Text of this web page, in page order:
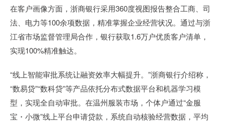
在客户画像方面，浙商银行采用360度视图报告整合工商、司
法、电力等100余项数据，精准掌握企业经营状况。通过与浙
江省市场监督管理局合作，银行获取1.6万户优质客户清单，
实现100%精准触达。
“线上智能审批系统让融资效率大幅提升。”浙商银行介绍称，
“数易贷”“数科贷”等产品依托分布式数据平台和机器学习模
型，实现全自动审批。在温州服装市场，个体户通过“金服
宝・小微”线上平台申请贷款，系统自动核验经营数据，平均